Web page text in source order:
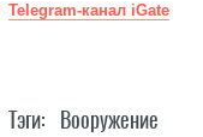
Telegram-канал iGate
Тэги: Вооружение